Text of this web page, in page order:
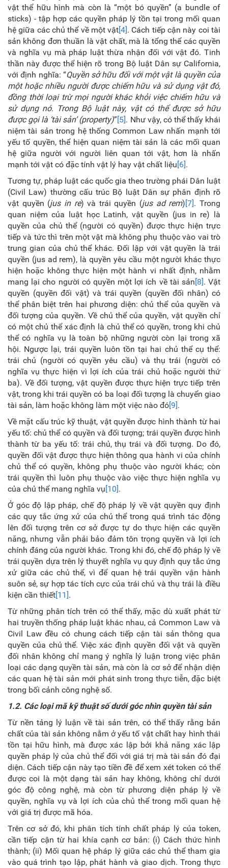
vật thể hữu hình mà còn là “một bó quyền” (a bundle of
sticks) - tập hợp các quyền pháp lý tồn tại trong mối quan
hệ giữa các chủ thể về một vật[4]. Cách tiếp cận này coi tài
sản không đơn thuần là vật chất, mà là tổng thể các quyền
và nghĩa vụ mà pháp luật thừa nhận đối với vật đó. Tinh
thần này được thể hiện rõ trong Bộ luật Dân sự California,
với định nghĩa: “Quyền sở hữu đối với một vật là quyền của
một hoặc nhiều người được chiếm hữu và sử dụng vật đó,
đồng thời loại trừ mọi người khác khỏi việc chiếm hữu và
sử dụng nó. Trong Bộ luật này, vật có thể được sở hữu
được gọi là ‘tài sản’ (property)”[5]. Như vậy, có thể thấy khái
niệm tài sản trong hệ thống Common Law nhấn mạnh tới
yếu tố quyền, thể hiện quan niệm tài sản là các mối quan
hệ giữa người với người liên quan tới vật, hơn là nhấn
mạnh tới vật có đặc tính vật lý hay vật chất liệu[6].
Tương tự, pháp luật các quốc gia theo trường phái Dân luật
(Civil Law) thường cấu trúc Bộ luật Dân sự phân định rõ
vật quyền (jus in re) và trái quyền (jus ad rem)[7].Trong
quan niệm của luật học Latinh, vật quyền (jus in re) là
quyền của chủ thể (người có quyền) được thực hiện trực
tiếp và tức thì trên một vật mà không phụ thuộc vào vai trò
trung gian của chủ thể khác. Đối lập với vật quyền là trái
quyền (jus ad rem), là quyền yêu cầu một người khác thực
hiện hoặc không thực hiện một hành vi nhất định, nhằm
mang lại cho người có quyền một lợi ích về tài sản[8].Vật
quyền (quyền đối vật) và trái quyền (quyền đối nhân) có
thể phân biệt trên hai phương diện: chủ thể của quyền và
đối tượng của quyền. Về chủ thể của quyền, vật quyền chỉ
có một chủ thể xác định là chủ thể có quyền, trong khi chủ
thể có nghĩa vụ là toàn bộ những người còn lại trong xã
hội. Ngược lại, trái quyền luôn tồn tại hai chủ thể cụ thể:
trái chủ (người có quyền yêu cầu) và thụ trái (người có
nghĩa vụ thực hiện vì lợi ích của trái chủ hoặc người thứ
ba). Về đối tượng, vật quyền được thực hiện trực tiếp trên
vật, trong khi trái quyền có ba loại đối tượng là chuyển giao
tài sản, làm hoặc không làm một việc nào đó[9].
Về mặt cấu trúc kỹ thuật, vật quyền được hình thành từ hai
yếu tố: chủ thể có quyền và đối tượng; trái quyền được hình
thành từ ba yếu tố: trái chủ, thụ trái và đối tượng. Do đó,
quyền đối vật được thực hiện thông qua hành vi của chính
chủ thể có quyền, không phụ thuộc vào người khác; còn
trái quyền thì luôn phụ thuộc vào việc thực hiện nghĩa vụ
của chủ thể mang nghĩa vụ[10].
Ở góc độ lập pháp, chế độ pháp lý về vật quyền quy định
các quy tắc ứng xử của chủ thể trong quá trình tác động
lên đối tượng trên cơ sở được tự do thực hiện các quyền
năng, nhưng vẫn phải bảo đảm tôn trọng quyền và lợi ích
chính đáng của người khác. Trong khi đó, chế độ pháp lý về
trái quyền dựa trên lý thuyết nghĩa vụ quy định quy tắc ứng
xử giữa các chủ thể, vì để quan hệ trái quyền vận hành
suôn sẻ, sự hợp tác tích cực của trái chủ và thụ trái là điều
kiện cần thiết[11].
Từ những phân tích trên có thể thấy, mặc dù xuất phát từ
hai truyền thống pháp luật khác nhau, cả Common Law và
Civil Law đều có chung cách tiếp cận tài sản thông qua
quyền của chủ thể. Việc xác định quyền đối vật và quyền
đối nhân không chỉ mang ý nghĩa lý luận trong việc phân
loại các dạng quyền tài sản, mà còn là cơ sở để nhận diện
các quan hệ tài sản mới phát sinh trong thực tiễn, đặc biệt
trong bối cảnh công nghệ số.
1.2. Các loại mã kỹ thuật số dưới góc nhìn quyền tài sản
Từ nền tảng lý luận về tài sản trên, có thể thấy rằng bản
chất của tài sản không nằm ở yếu tố vật chất hay hình thái
tồn tại hữu hình, mà được xác lập bởi khả năng xác lập
quyền pháp lý của chủ thể đối với giá trị mà tài sản đó đại
diện. Cách tiếp cận này tạo tiền đề để xem xét token có thể
được coi là một dạng tài sản hay không, không chỉ dưới
góc độ công nghệ, mà còn từ phương diện pháp lý về
quyền, nghĩa vụ và lợi ích của chủ thể trong mối quan hệ
với giá trị được mã hóa.
Trên cơ sở đó, khi phân tích tính chất pháp lý của token,
cần tiếp cận từ hai khía cạnh cơ bản: (i) Cách thức hình
thành; (ii) Mối quan hệ pháp lý giữa các chủ thể tham gia
vào quá trình tạo lập, phát hành và giao dịch. Trong thực